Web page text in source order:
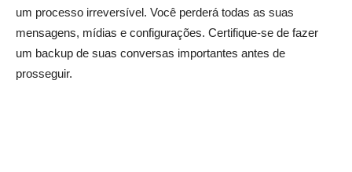
um processo irreversível. Você perderá todas as suas
mensagens, mídias e configurações. Certifique-se de fazer
um backup de suas conversas importantes antes de
prosseguir.